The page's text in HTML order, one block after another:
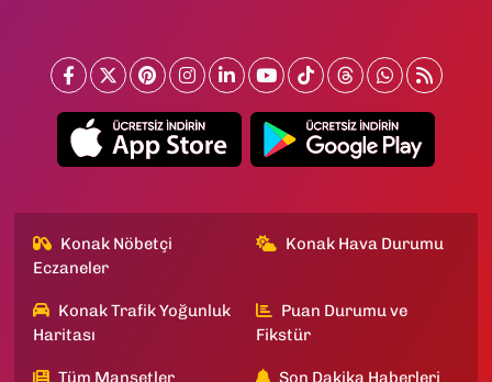
Konak Nöbetçi
Eczaneler
Konak Hava Durumu
Konak Trafik Yoğunluk
Haritası
Puan Durumu ve
Fikstür
Tüm Manşetler Son Dakika Haberleri